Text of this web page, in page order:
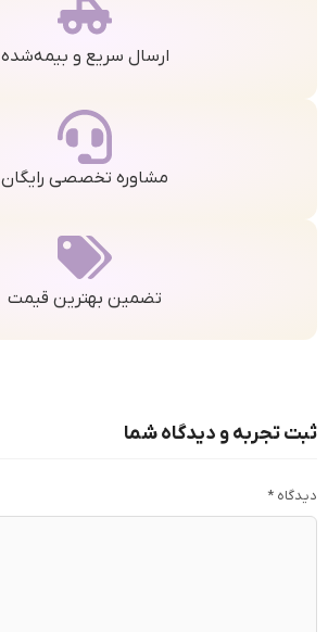
ارسال سریع و بیمه‌شده
مشاوره تخصصی رایگان
تضمین بهترین قیمت
ثبت تجربه و دیدگاه شما
دیدگاه *